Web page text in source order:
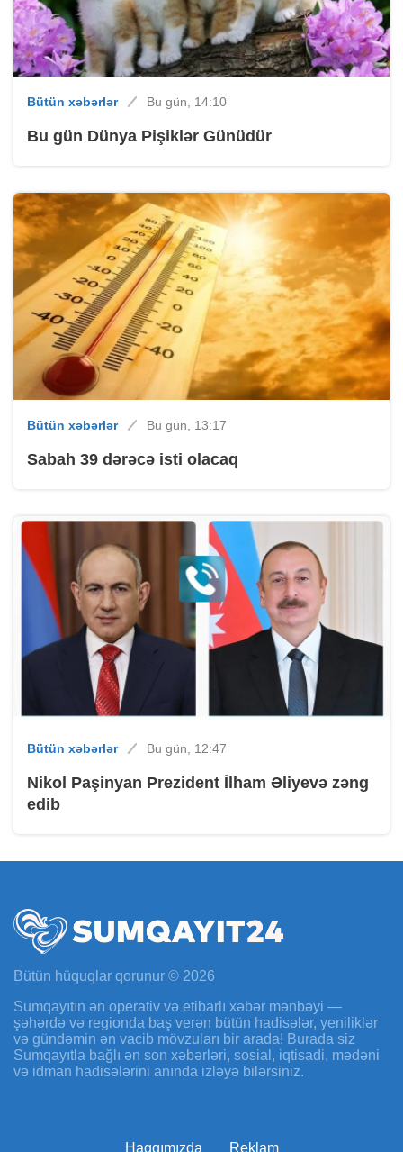
Bütün xəbərlər Bu gün, 14:10
Bu gün Dünya Pişiklər Günüdür
Bütün xəbərlər Bu gün, 13:17
Sabah 39 dərəcə isti olacaq
Bütün xəbərlər Bu gün, 12:47
Nikol Paşinyan Prezident İlham Əliyevə zəng
edib
Bütün hüquqlar qorunur © 2026
Sumqayıtın ən operativ və etibarlı xəbər mənbəyi —
şəhərdə və regionda baş verən bütün hadisələr, yeniliklər
və gündəmin ən vacib mövzuları bir arada! Burada siz
Sumqayıtla bağlı ən son xəbərləri, sosial, iqtisadi, mədəni
və idman hadisələrini anında izləyə bilərsiniz.
Haqqımızda Reklam